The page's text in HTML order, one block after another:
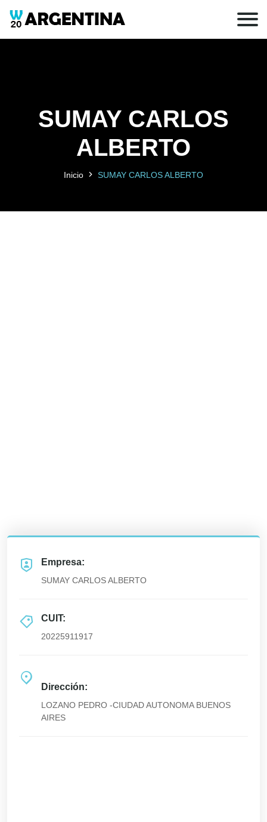
SUMAY CARLOS
ALBERTO
Inicio SUMAY CARLOS ALBERTO
Empresa:
SUMAY CARLOS ALBERTO
CUIT:
20225911917
Dirección:
LOZANO PEDRO -CIUDAD AUTONOMA BUENOS
AIRES